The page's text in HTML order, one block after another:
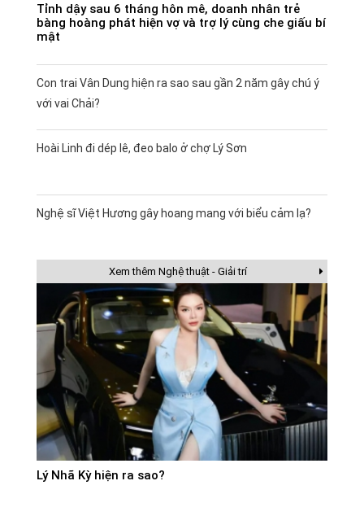
Tỉnh dậy sau 6 tháng hôn mê, doanh nhân trẻ
bàng hoàng phát hiện vợ và trợ lý cùng che giấu bí
mật
Con trai Vân Dung hiện ra sao sau gần 2 năm gây chú ý
với vai Chải?
Hoài Linh đi dép lê, đeo balo ở chợ Lý Sơn
Nghệ sĩ Việt Hương gây hoang mang với biểu cảm lạ?
Xem thêm Nghệ thuật - Giải trí
Lý Nhã Kỳ hiện ra sao?